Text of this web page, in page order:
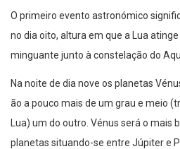
O primeiro evento astronómico
no dia oito, altura em que a Lua
minguante junto à constelação do
Na noite de dia nove os planetas
ão a pouco mais de um grau e meio
Lua) um do outro. Vénus será o mais
planetas situando-se entre Júpiter e